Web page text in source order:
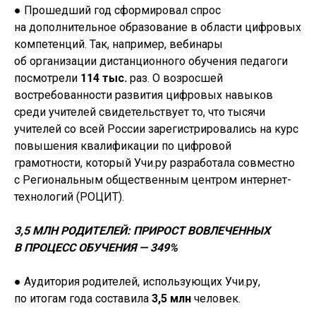
● Прошедший год сформировал спрос
на дополнительное образование в области цифровых
компетенций. Так, например, вебинары
об организации дистанционного обучения педагоги
посмотрели 114 тыс. раз. О возросшей
востребованности развития цифровых навыков
среди учителей свидетельствует то, что тысячи
учителей со всей России зарегистрировались на курс
повышения квалификации по цифровой
грамотности, который Учи.ру разработала совместно
с Региональным общественным центром интернет-
технологий (РОЦИТ).
3,5 МЛН РОДИТЕЛЕЙ: ПРИРОСТ ВОВЛЕЧЕННЫХ
В ПРОЦЕСС ОБУЧЕНИЯ — 349%
● Аудитория родителей, использующих Учи.ру,
по итогам года составила 3,5 млн человек.